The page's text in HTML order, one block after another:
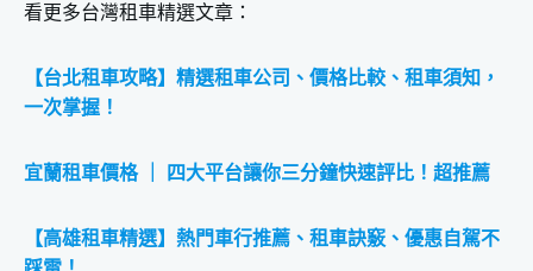
看更多台灣租車精選文章：
【台北租車攻略】精選租車公司、價格比較、租車須知，
一次掌握！
宜蘭租車價格 ｜ 四大平台讓你三分鐘快速評比！超推薦
【高雄租車精選】熱門車行推薦、租車訣竅、優惠自駕不